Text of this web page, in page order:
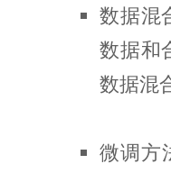
数据混
数据和
数据混
微调方